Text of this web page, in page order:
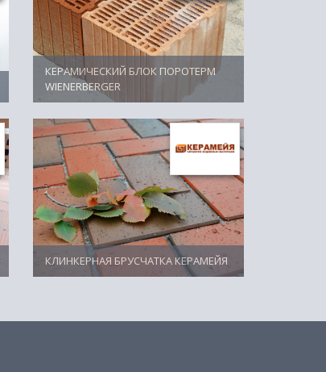
КЕРАМИЧЕСКИЙ БЛОК ПОРОТЕРМ
WIENERBERGER
КЛИНКЕРНАЯ БРУСЧАТКА КЕРАМЕЙЯ